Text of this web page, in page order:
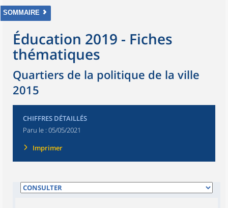
SOMMAIRE
Éducation 2019 - Fiches
thématiques
Quartiers de la politique de la ville
2015
CHIFFRES DÉTAILLÉS
Paru le : 05/05/2021
Imprimer